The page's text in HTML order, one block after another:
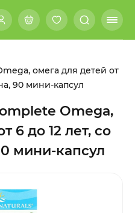
омега для детей от
90 мини-капсул
Omega,
6 до 12 лет, со
мини-капсул